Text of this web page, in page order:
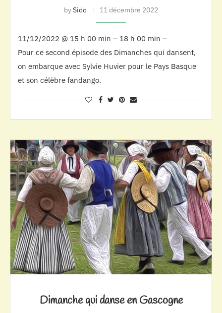
bySido 11 décembre 2022
11/12/2022 @ 15 h 00 min – 18 h 00 min –
Pour ce second épisode des Dimanches qui dansent,
on embarque avec Sylvie Huvier pour le Pays Basque
et son célèbre fandango.
Dimanche qui danse en Gascogne